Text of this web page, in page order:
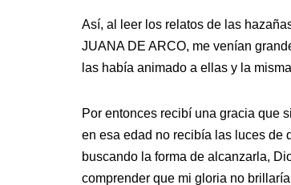
Así, al leer los relatos de las
JUANA DE ARCO, me venían
las había animado a ellas y la
Por entonces recibí una gracia que
en esa edad no recibía las luces de
buscando la forma de alcanzarla,
comprender que mi gloria no